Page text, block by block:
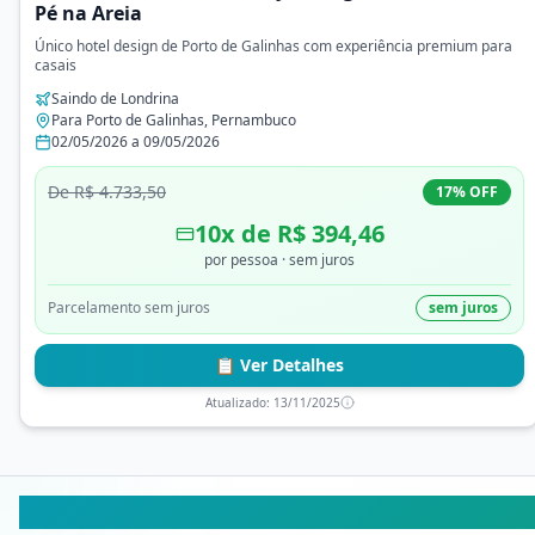
Pé na Areia
Único hotel design de Porto de Galinhas com experiência premium para
casais
Saindo de Londrina
Para Porto de Galinhas, Pernambuco
02/05/2026a 09/05/2026
DeR$ 4.733,50 17% OFF
10x de R$ 394,46
por pessoa · sem juros
Parcelamento sem juros sem juros
📋 Ver Detalhes
Atualizado: 13/11/2025